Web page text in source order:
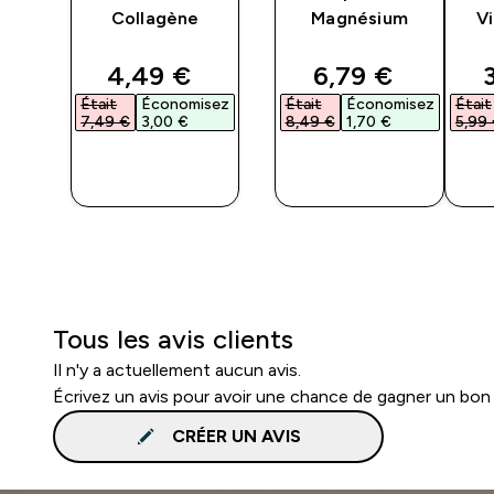
Collagène
discounted price
4,49 €‎
Était
7,49 €‎
Économisez
3,00 €‎
Magnésium
discounted
6,79 €‎
Était
8,49 €‎
Économisez
1,70 €‎
Était
5,99
Tous les avis clients
Il n'y a actuellement aucun avis.
Écrivez un avis pour avoir une chance de gagner un
CRÉER UN AVIS